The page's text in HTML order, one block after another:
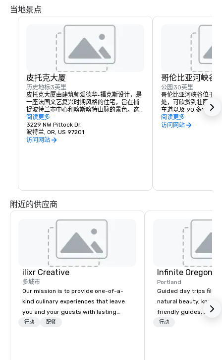
当地景点
皮托克大厦
历史地标3英里
皮托克大厦由建筑师爱德华·福克斯设计，是
一座法国文艺复兴时期风格的住宅，旨在捕
捉波特兰市中心和喀斯喀特山脉的景色。这
段历史建于 1912 年，是为《俄勒冈报》的编
辑亨利·皮托克建造的，至今仍保留了这段历
史，游客可以一睹波特兰在起步阶段的生
活。
阅读更多
3229 NW Pittock Dr.
波特兰, OR, US 97201
访问网站
哥伦比亚河峡谷
公园 30英里
哥伦比亚河峡谷位于
处，可欣赏到壮丽的
车道以及 90 多个瀑布
方包括摩特诺玛瀑布
House、胡德河水果
阅读更多
访问网站
附近的供应商
ilixr Creative
多城市
Our mission is to provide one-of-a-
kind culinary experiences that leave
you and your guests with lasting
memories and satiated palates. Every
行动 配餐
Infinite Oregon
Portland
Guided day trips
natural beauty,
friendly guides,
history, diverse
行动